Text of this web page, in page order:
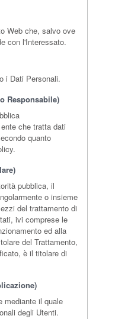
Web che, salvo ove
con l'Interessato.
i Dati Personali.
Responsabile)
che tratta dati
quanto
pubblica, il
o insieme
del trattamento di
ivi comprese le
ed alla
del Trattamento,
è il titolare di
mediante il quale
degli Utenti.